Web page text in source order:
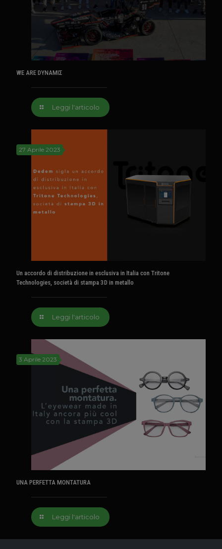
WE ARE DYNAMIΣ
Leggi l'articolo
27 Aprile 2023
Un accordo di distribuzione in esclusiva in Italia con Tritone
Technologies, società di stampa 3D in metallo
Leggi l'articolo
3 Aprile 2023
UNA PERFETTA MONTATURA
Leggi l'articolo